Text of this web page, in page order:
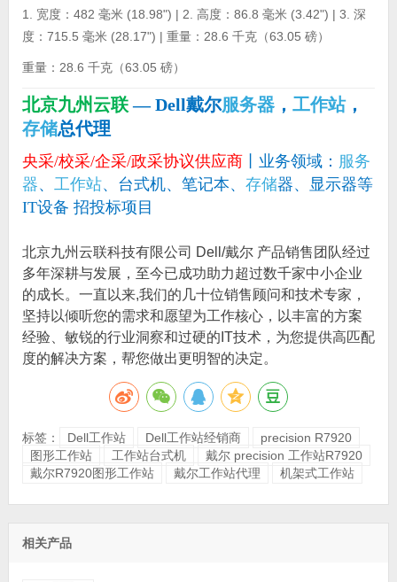
1. 宽度：482 毫米 (18.98") | 2. 高度：86.8 毫米 (3.42") | 3. 深
度：715.5 毫米 (28.17") | 重量：28.6 千克（63.05 磅）
重量：28.6 千克（63.05 磅）
北京九州云联— Dell戴尔服务器， 工作站，
存储总代理
央采/校采/企采/政采协议供应商丨业务领域： 服务
器、 工作站、台式机、笔记本、 存储器、显示器等
IT设备 招投标项目
北京九州云联科技有限公司 Dell/戴尔 产品销售团队经过
多年深耕与发展，至今已成功助力超过数千家中小企业
的成长。一直以来,我们的几十位销售顾问和技术专家，
坚持以倾听您的需求和愿望为工作核心，以丰富的方案
经验、敏锐的行业洞察和过硬的IT技术，为您提供高匹配
度的解决方案，帮您做出更明智的决定。
标签： Dell工作站 Dell工作站经销商
precision R7920
图形工作站
工作站台式机
戴尔 precision 工作站R7920
戴尔R7920图形工作站
戴尔工作站代理 机架式工作站
相关产品